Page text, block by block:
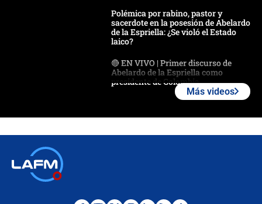
Polémica por rabino, pastor y
sacerdote en la posesión de Abelardo
de la Espriella: ¿Se violó el Estado
laico?
🔴 EN VIVO | Primer discurso de
Abelardo de la Espriella como
presidente de Colombia
Más videos